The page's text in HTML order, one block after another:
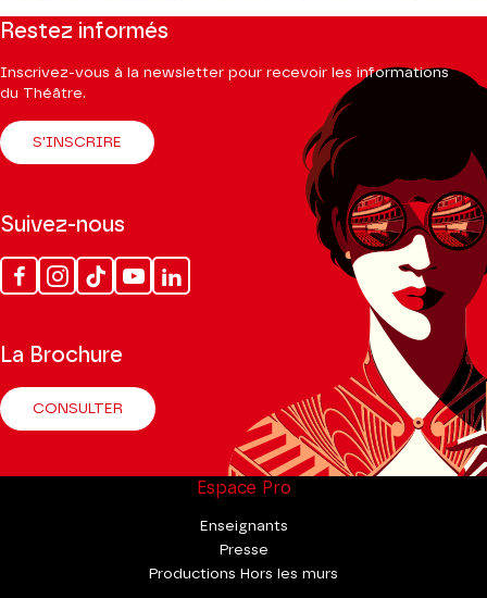
Restez informés
Inscrivez-vous à la newsletter pour recevoir les informations
du Théâtre.
S'INSCRIRE
Suivez-nous
FacebookInstagram
Tik
Tok
YoutubeLinkedin
La Brochure
CONSULTER
Espace Pro
Enseignants
Presse
Productions Hors les murs